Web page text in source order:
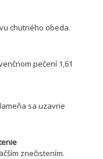
chutného obeda.
pečení 1,61
sa uzavrie
znečistením.